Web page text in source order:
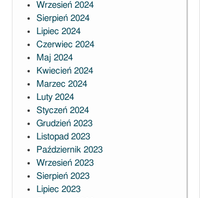
Wrzesień 2024
Sierpień 2024
Lipiec 2024
Czerwiec 2024
Maj 2024
Kwiecień 2024
Marzec 2024
Luty 2024
Styczeń 2024
Grudzień 2023
Listopad 2023
Październik 2023
Wrzesień 2023
Sierpień 2023
Lipiec 2023